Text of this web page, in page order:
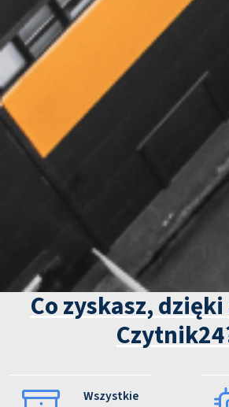
Co zyskasz,
Wszystkie